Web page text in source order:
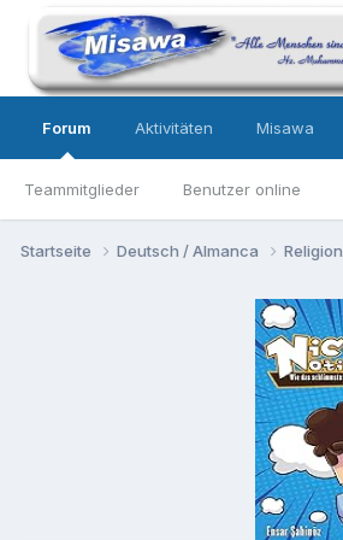
Forum
Teammitglieder Benutzer online
Aktivitäten Misawa
Startseite Deutsch / Almanca Religion